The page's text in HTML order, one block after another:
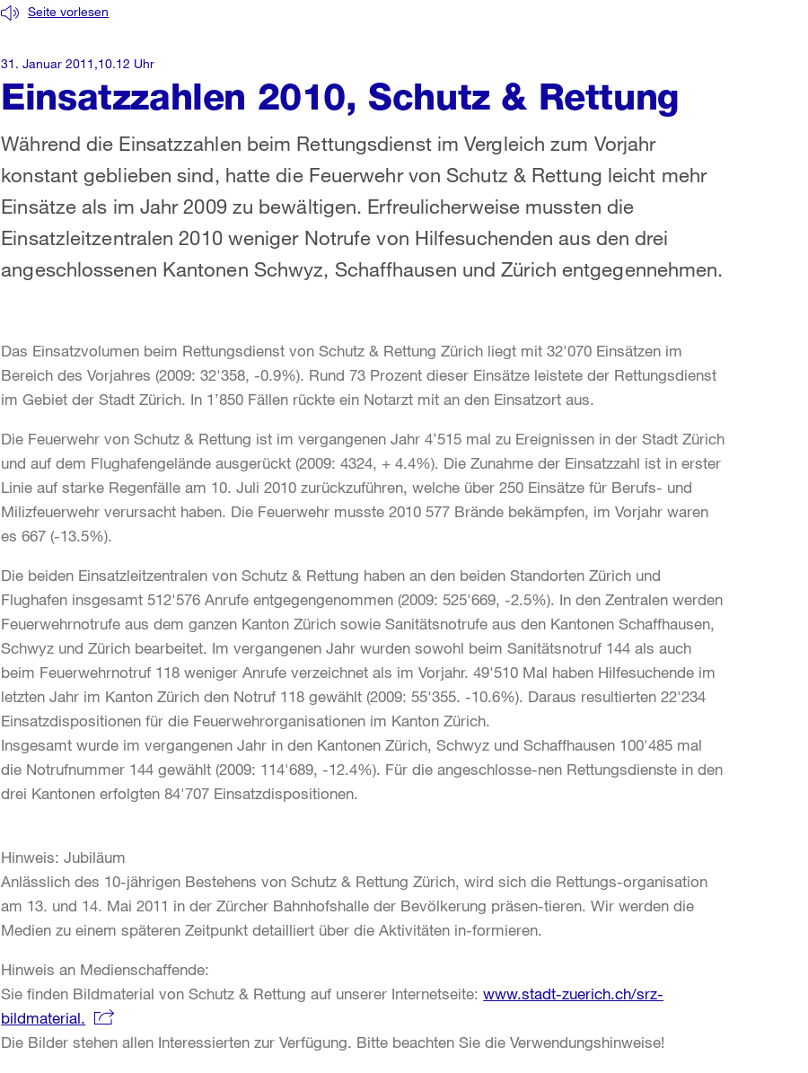
Einsatzzahlen 2010, Schutz & Rettung
Seite vorlesen
Während die Einsatzzahlen beim Rettungsdienst im Vergleich zum Vorjahr
konstant geblieben sind, hatte die Feuerwehr von Schutz & Rettung leicht mehr
Einsätze als im Jahr 2009 zu bewältigen. Erfreulicherweise mussten die
Einsatzleitzentralen 2010 weniger Notrufe von Hilfesuchenden aus den drei
angeschlossenen Kantonen Schwyz, Schaffhausen und Zürich entgegennehmen.
31. Januar 2011,10.12 Uhr
Das Einsatzvolumen beim Rettungsdienst von Schutz & Rettung Zürich liegt mit 32'070 Einsätzen im
Bereich des Vorjahres (2009: 32'358, -0.9%). Rund 73 Prozent dieser Einsätze leistete der Rettungsdienst
im Gebiet der Stadt Zürich. In 1’850 Fällen rückte ein Notarzt mit an den Einsatzort aus.
Die Feuerwehr von Schutz & Rettung ist im vergangenen Jahr 4’515 mal zu Ereignissen in der Stadt Zürich
und auf dem Flughafengelände ausgerückt (2009: 4324, + 4.4%). Die Zunahme der Einsatzzahl ist in erster
Linie auf starke Regenfälle am 10. Juli 2010 zurückzuführen, welche über 250 Einsätze für Berufs- und
Milizfeuerwehr verursacht haben. Die Feuerwehr musste 2010 577 Brände bekämpfen, im Vorjahr waren
es 667 (-13.5%).
Die beiden Einsatzleitzentralen von Schutz & Rettung haben an den beiden Standorten Zürich und
Flughafen insgesamt 512'576 Anrufe entgegengenommen (2009: 525'669, -2.5%). In den Zentralen werden
Feuerwehrnotrufe aus dem ganzen Kanton Zürich sowie Sanitätsnotrufe aus den Kantonen Schaffhausen,
Schwyz und Zürich bearbeitet. Im vergangenen Jahr wurden sowohl beim Sanitätsnotruf 144 als auch
beim Feuerwehrnotruf 118 weniger Anrufe verzeichnet als im Vorjahr. 49'510 Mal haben Hilfesuchende im
letzten Jahr im Kanton Zürich den Notruf 118 gewählt (2009: 55'355. -10.6%). Daraus resultierten 22'234
Einsatzdispositionen für die Feuerwehrorganisationen im Kanton Zürich.
Insgesamt wurde im vergangenen Jahr in den Kantonen Zürich, Schwyz und Schaffhausen 100'485 mal
die Notrufnummer 144 gewählt (2009: 114'689, -12.4%). Für die angeschlosse-nen Rettungsdienste in den
drei Kantonen erfolgten 84'707 Einsatzdispositionen.
Hinweis: Jubiläum
Anlässlich des 10-jährigen Bestehens von Schutz & Rettung Zürich, wird sich die Rettungs-organisation
am 13. und 14. Mai 2011 in der Zürcher Bahnhofshalle der Bevölkerung präsen-tieren. Wir werden die
Medien zu einem späteren Zeitpunkt detailliert über die Aktivitäten in-formieren.
Hinweis an Medienschaffende:
Sie finden Bildmaterial von Schutz & Rettung auf unserer Internetseite:www.stadt-zuerich.ch/srz-
bildmaterial.
Die Bilder stehen allen Interessierten zur Verfügung. Bitte beachten Sie die Verwendungshinweise!